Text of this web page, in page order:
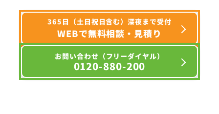
365日（土日祝日含む）深夜まで受付
WEBで無料相談・見積り
お問い合わせ（フリーダイヤル）
0120-880-200